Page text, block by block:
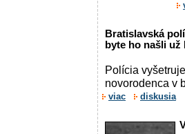
Bratislavská
byte ho našli už
Polícia
novorodenca v
viac diskusia